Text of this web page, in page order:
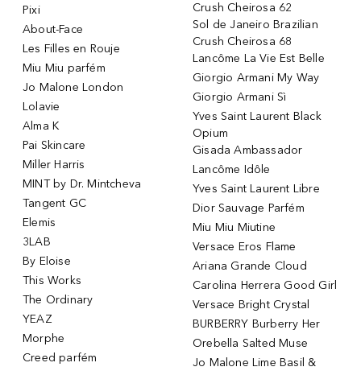
Pixi
About-Face
Les Filles en Rouje
Miu Miu parfém
Jo Malone London
Lolavie
Alma K
Pai Skincare
Miller Harris
MINT by Dr. Mintcheva
Tangent GC
Elemis
3LAB
By Eloise
This Works
The Ordinary
YEAZ
Morphe
Creed parfém
Crush Cheirosa 62
Sol de Janeiro Brazilian
Crush Cheirosa 68
Lancôme La Vie Est Belle
Giorgio Armani My Way
Giorgio Armani Sì
Yves Saint Laurent Black
Opium
Gisada Ambassador
Lancôme Idôle
Yves Saint Laurent Libre
Dior Sauvage Parfém
Miu Miu Miutine
Versace Eros Flame
Ariana Grande Cloud
Carolina Herrera Good Girl
Versace Bright Crystal
BURBERRY Burberry Her
Orebella Salted Muse
Jo Malone Lime Basil &